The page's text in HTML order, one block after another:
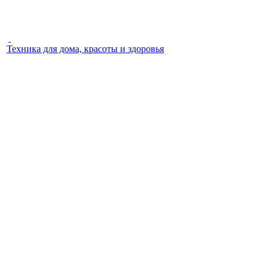
Техника для дома, красоты и здоровья